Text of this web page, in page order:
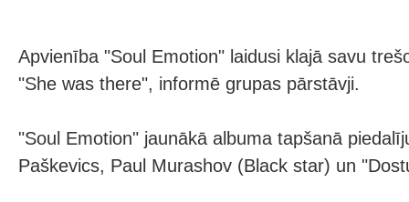
Apvienība "Soul Emotion" laidusi klajā savu
"She was there", informē grupas pārstāvji.
"Soul Emotion" jaunākā albuma tapšanā
Paškevics, Paul Murashov (Black star) un